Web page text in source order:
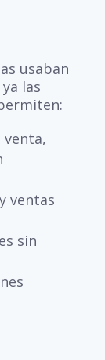
usaban
las
venta,
ventas
sin